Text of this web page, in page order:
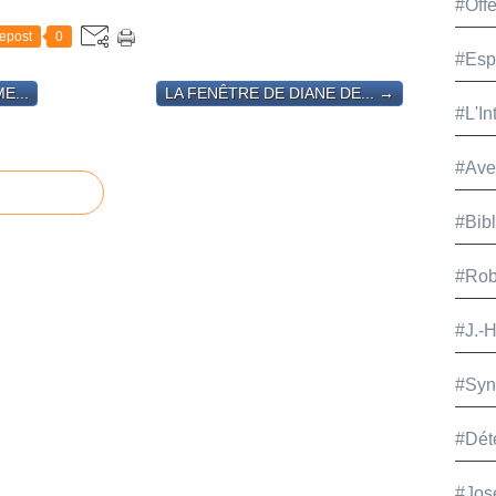
0
LA FENÊTRE DE DIANE DE... →
#J.-